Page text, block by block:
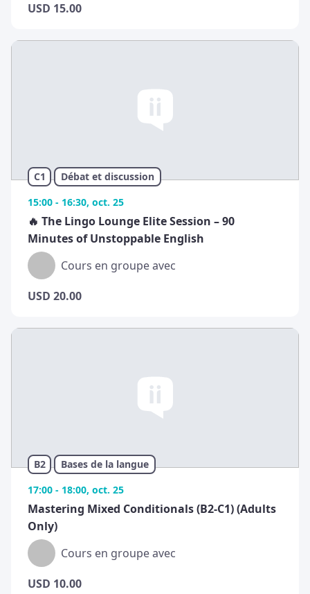
USD 15.00
C1
Débat et discussion
15:00 - 16:30, oct. 25
🔥 The Lingo Lounge Elite Session – 90
Minutes of Unstoppable English
Cours en groupe avec
USD 20.00
B2
Bases de la langue
17:00 - 18:00, oct. 25
Mastering Mixed Conditionals (B2-C1) (Adults
Only)
Cours en groupe avec
USD 10.00